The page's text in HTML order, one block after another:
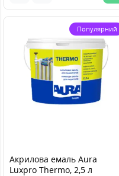
Популярний
Акрилова емаль Aura
Luxpro Thermo, 2,5 л